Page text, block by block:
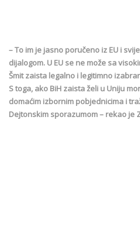
– To im je jasno poručeno iz EU i
dijalogom. U EU se ne može sa
Šmit zaista legalno i legitimno
S toga, ako BiH zaista želi u Uniju
domaćim izbornim pobjednicima i
Dejtonskim sporazumom – rekao je